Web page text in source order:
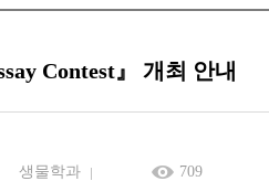
Contest』 개최 안내
생물학과 709